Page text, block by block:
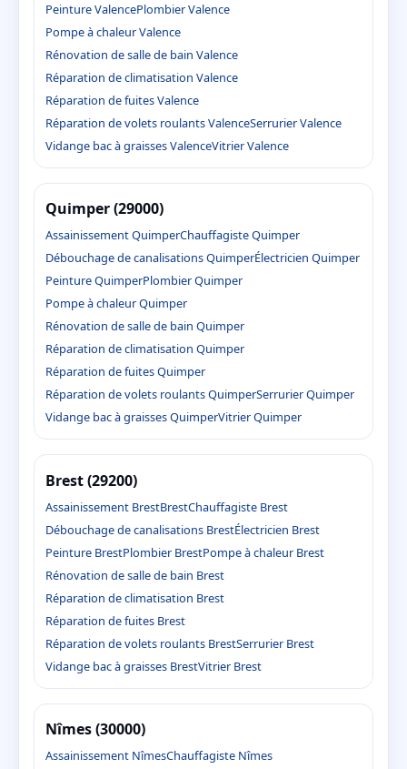
Peinture ValencePlombier Valence
Pompe à chaleur Valence
Rénovation de salle de bain Valence
Réparation de climatisation Valence
Réparation de fuites Valence
Réparation de volets roulants ValenceSerrurier Valence
Vidange bac à graisses ValenceVitrier Valence
Quimper (29000)
Assainissement QuimperChauffagiste Quimper
Débouchage de canalisations QuimperÉlectricien Quimper
Peinture QuimperPlombier Quimper
Pompe à chaleur Quimper
Rénovation de salle de bain Quimper
Réparation de climatisation Quimper
Réparation de fuites Quimper
Réparation de volets roulants QuimperSerrurier Quimper
Vidange bac à graisses QuimperVitrier Quimper
Brest (29200)
Assainissement BrestBrestChauffagiste Brest
Débouchage de canalisations BrestÉlectricien Brest
Peinture BrestPlombier BrestPompe à chaleur Brest
Rénovation de salle de bain Brest
Réparation de climatisation Brest
Réparation de fuites Brest
Réparation de volets roulants BrestSerrurier Brest
Vidange bac à graisses BrestVitrier Brest
Nîmes (30000)
Assainissement NîmesChauffagiste Nîmes